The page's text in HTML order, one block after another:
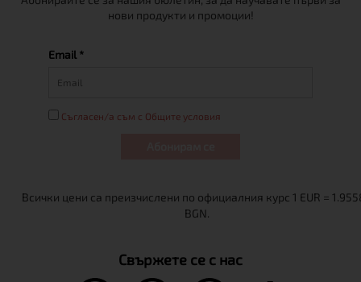
нови продукти и промоции!
Email *
Съгласен/а съм с Общите условия
Свържете се с нас